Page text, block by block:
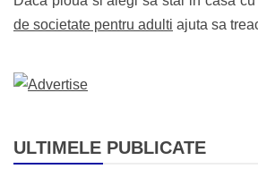
de societate pentru adulti ajuta sa
ULTIMELE PUBLICATE